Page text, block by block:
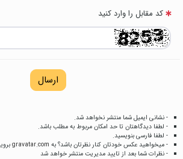
کد مقابل را وارد کنید
ارسال
- نشانی ایمیل شما منتشر نخواهد شد.
- لطفا دیدگاهتان تا حد امکان مربوط به مطلب باشد.
- لطفا فارسی بنویسید.
- میخواهید عکس خودتان کنار نظرتان باشد؟ به gravatar.com
- نظرات شما بعد از تایید مدیریت منتشر خواهد شد